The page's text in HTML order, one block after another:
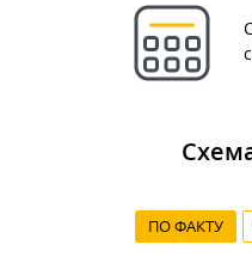
ПО ФАКТУ